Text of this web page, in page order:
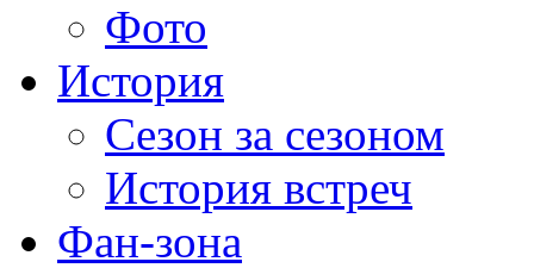
Фото
История
Сезон за сезоном
История встреч
Фан-зона